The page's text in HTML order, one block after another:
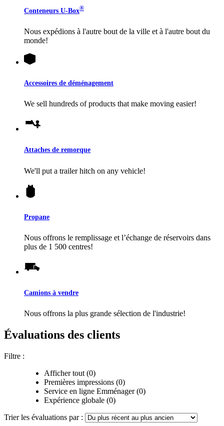
Conteneurs U-Box®
Nous expédions à l'autre bout de la ville et à l'autre bout du
monde!
Accessoires de déménagement
We sell hundreds of products that make moving easier!
Attaches de remorque
We'll put a trailer hitch on any vehicle!
Propane
Nous offrons le remplissage et l’échange de réservoirs dans
plus de 1 500 centres!
Camions à vendre
Nous offrons la plus grande sélection de l'industrie!
Évaluations des clients
Filtre :
Afficher tout (0)
Premières impressions (0)
Service en ligne Emménager (0)
Expérience globale (0)
Trier les évaluations par :